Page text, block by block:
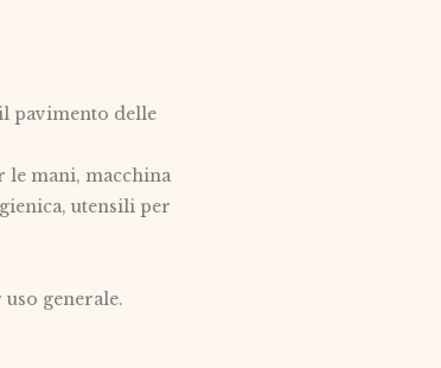
pavimento delle
le mani, macchina
utensili per
generale.